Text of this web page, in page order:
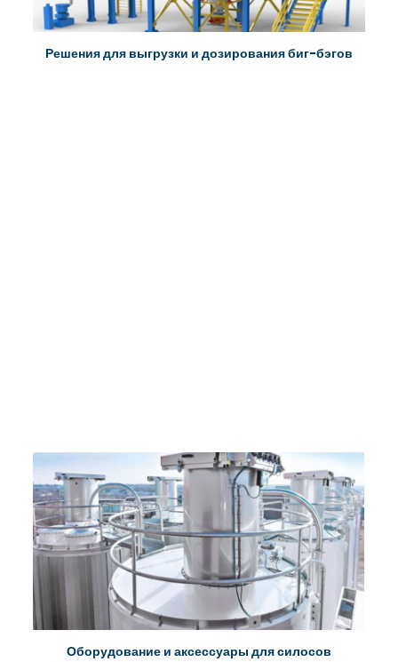
Решения для выгрузки и дозирования биг-бэгов
Оборудование и аксессуары для силосов